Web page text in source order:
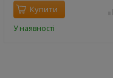
Купити
У наявності